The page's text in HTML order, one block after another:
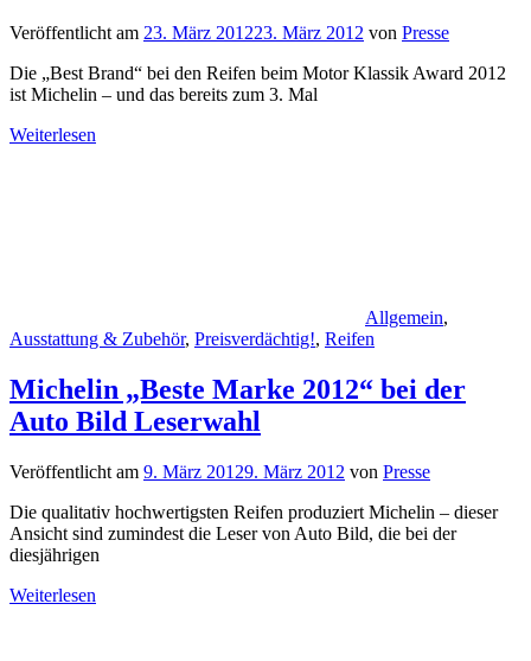
Veröffentlicht am 23. März 201223. März 2012 von Presse
Die „Best Brand“ bei den Reifen beim Motor Klassik Award 2012
ist Michelin – und das bereits zum 3. Mal
Weiterlesen
Allgemein,
Ausstattung & Zubehör, Preisverdächtig!, Reifen
Michelin „Beste Marke 2012“ bei der
Auto Bild Leserwahl
Veröffentlicht am 9. März 20129. März 2012 von Presse
Die qualitativ hochwertigsten Reifen produziert Michelin – dieser
Ansicht sind zumindest die Leser von Auto Bild, die bei der
diesjährigen
Weiterlesen